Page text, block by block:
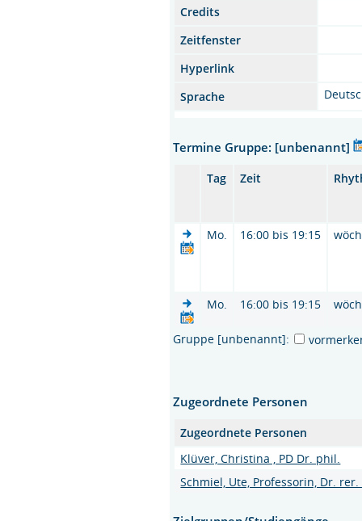
Credits
Zeitfenster
Hyperlink
Sprache
Termine Gruppe: [unbenannt]
Tag Zeit
Mo. 16:00 bis 19:15
Mo. 16:00 bis 19:15
Gruppe [unbenannt]:
Zugeordnete Personen
Zugeordnete Personen
Klüver, Christina , PD Dr. phil.
Schmiel, Ute, Professorin, Dr. rer.